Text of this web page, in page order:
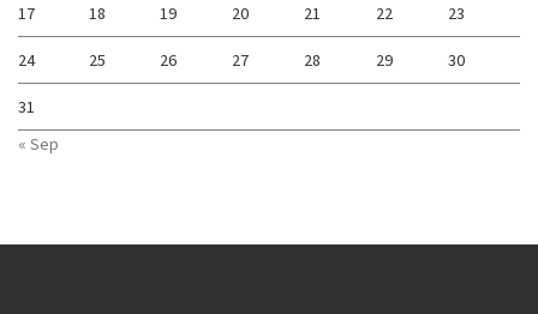
17 18 19 20 21 22 23
24 25 26 27 28 29 30
31
« Sep